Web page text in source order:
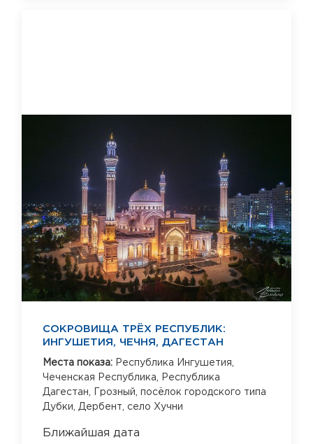
СОКРОВИЩА ТРЁХ РЕСПУБЛИК:
ИНГУШЕТИЯ, ЧЕЧНЯ, ДАГЕСТАН
Места показа: Республика Ингушетия,
Чеченская Республика,
Республика
Дагестан,
Грозный,
посёлок городского типа
Дубки, Дербент, село Хучни
Ближайшая дата